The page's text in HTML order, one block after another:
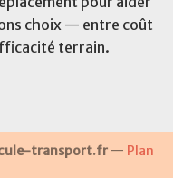
choix — entre coût
terrain.
transport.fr— Plan